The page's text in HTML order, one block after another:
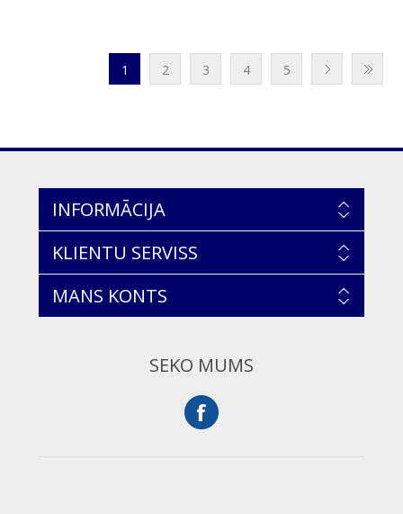
1 2 3 4 5
INFORMĀCIJA
KLIENTU SERVISS
MANS KONTS
SEKO MUMS